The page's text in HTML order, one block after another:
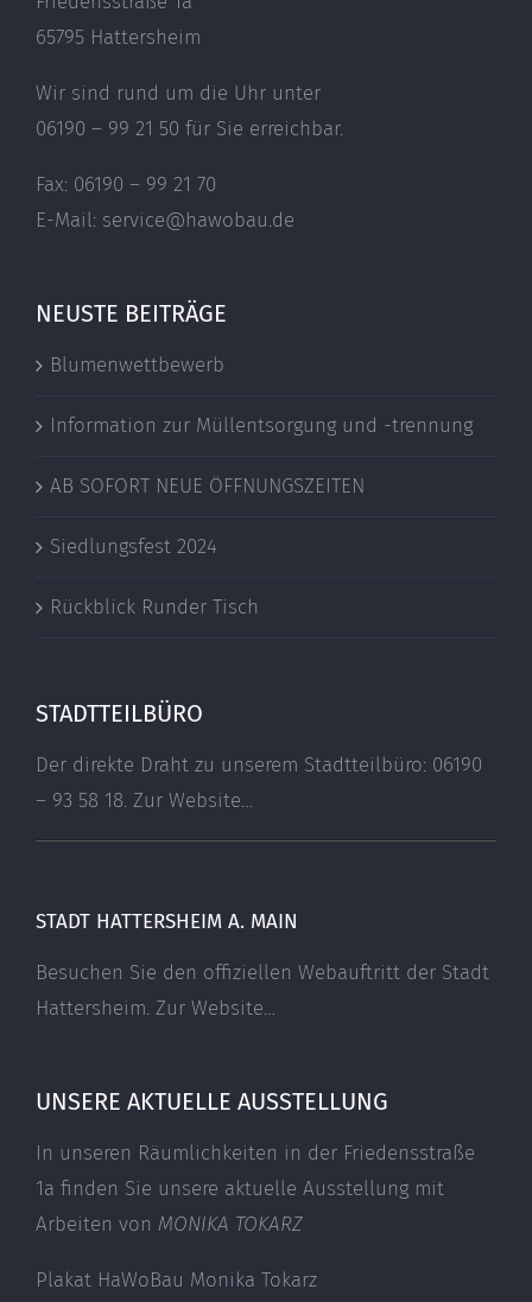
65795 Hattersheim
Wir sind rund um die Uhr unter
06190 – 99 21 50 für Sie erreichbar.
Fax: 06190 – 99 21 70
E-Mail: service@hawobau.de
NEUSTE BEITRÄGE
Blumenwettbewerb
Information zur Müllentsorgung und -trennung
AB SOFORT NEUE ÖFFNUNGSZEITEN
Siedlungsfest 2024
Rückblick Runder Tisch
STADTTEILBÜRO
Der direkte Draht zu unserem Stadtteilbüro: 06190
– 93 58 18. Zur Website…
STADT HATTERSHEIM A. MAIN
Besuchen Sie den offiziellen Webauftritt der Stadt
Hattersheim. Zur Website…
UNSERE AKTUELLE AUSSTELLUNG
In unseren Räumlichkeiten in der Friedensstraße
1a finden Sie unsere aktuelle Ausstellung mit
Arbeiten von MONIKA TOKARZ
Plakat HaWoBau Monika Tokarz